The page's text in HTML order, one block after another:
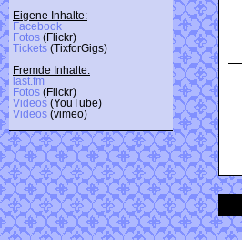
Eigene Inhalte:
Facebook
Fotos (Flickr)
Tickets (TixforGigs)
Fremde Inhalte:
last.fm
Fotos (Flickr)
Videos (YouTube)
Videos (vimeo)